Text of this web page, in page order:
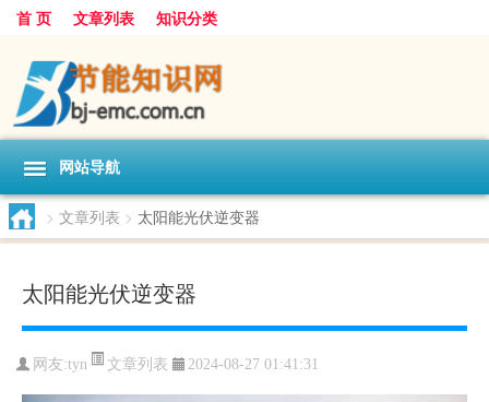
首 页 文章列表 知识分类
网站导航
> 文章列表 > 太阳能光伏逆变器
太阳能光伏逆变器
网友:tyn 文章列表 2024-08-27 01:41:31